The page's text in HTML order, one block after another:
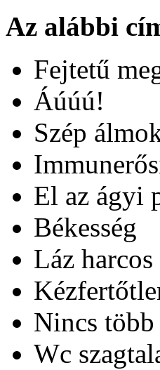
Az alábbi
Fejtetű
Áúúú!
Szép
El az ágyi
Békesség
Láz harcos
Nincs több
Wc